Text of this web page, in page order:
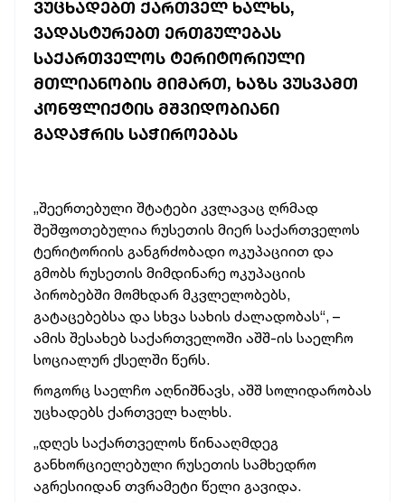
ᲕᲣᲪᲮᲐᲓᲔᲑᲗ ᲥᲐᲠᲗᲕᲔᲚ ᲮᲐᲚᲮᲡ,
ᲕᲐᲓᲐᲡᲢᲣᲠᲔᲑᲗ ᲔᲠᲗᲒᲣᲚᲔᲑᲐᲡ
ᲡᲐᲥᲐᲠᲗᲕᲔᲚᲝᲡ ᲢᲔᲠᲘᲢᲝᲠᲘᲣᲚᲘ
ᲛᲗᲚᲘᲐᲜᲝᲑᲘᲡ ᲛᲘᲛᲐᲠᲗ, ᲮᲐᲖᲡ ᲕᲣᲡᲕᲐᲛᲗ
ᲙᲝᲜᲤᲚᲘᲥᲢᲘᲡ ᲛᲨᲕᲘᲓᲝᲑᲘᲐᲜᲘ
ᲒᲐᲓᲐᲭᲠᲘᲡ ᲡᲐᲭᲘᲠᲝᲔᲑᲐᲡ
„შეერთებული შტატები კვლავაც ღრმად
შეშფოთებულია რუსეთის მიერ საქართველოს
ტერიტორიის განგრძობადი ოკუპაციით და
გმობს რუსეთის მიმდინარე ოკუპაციის
პირობებში მომხდარ მკვლელობებს,
გატაცებებსა და სხვა სახის ძალადობას“, –
ამის შესახებ საქართველოში აშშ-ის საელჩო
სოციალურ ქსელში წერს.
როგორც საელჩო აღნიშნავს, აშშ სოლიდარობას
უცხადებს ქართველ ხალხს.
„დღეს საქართველოს წინააღმდეგ
განხორციელებული რუსეთის სამხედრო
აგრესიიდან თვრამეტი წელი გავიდა.